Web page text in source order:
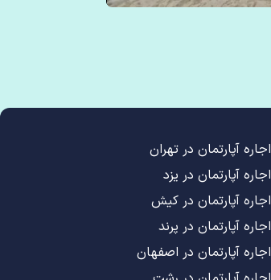
اجاره آپارتمان در تهران
اجاره آپارتمان در یزد
اجاره آپارتمان در کیش
اجاره آپارتمان در پرند
اجاره آپارتمان در اصفهان